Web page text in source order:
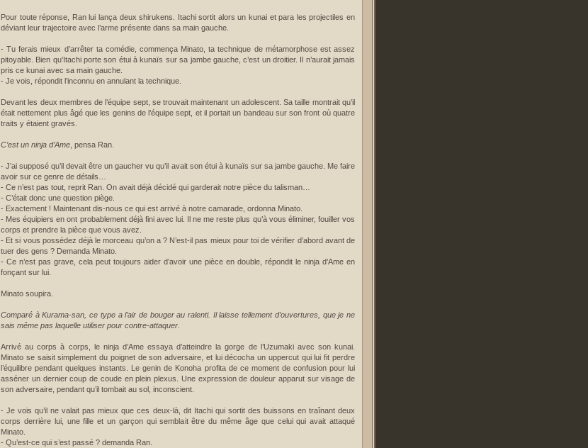
Pour toute réponse, Ran lui lança deux shirukens. Itachi sortit alors un kunai et para les projectiles en
déviant leur trajectoire avec l’arme présente dans sa main gauche.
- Tu ferais mieux d’arrêter ta comédie, commença Minato, ta technique de métamorphose est assez
pitoyable. Bien qu’Itachi porte son étui à kunaïs sur sa jambe gauche, c’est un droitier. Il n’aurait jamais
pris ce kunai avec sa main gauche.
- Je vois, répondit l’inconnu en annulant la technique.
Devant les deux membres de l’équipe sept, se trouvait maintenant un adolescent. Sa taille montrait qu’il
était nettement plus âgé que les genins de l’équipe sept, et il portait un bandeau sur son front où quatre
traits y étaient gravés.
C’est un ninja d’Ame , pensa Ran.
- J’ai supposé qu’il devait être un gaucher vu qu’il avait son étui à kunaïs sur sa jambe gauche. Me faire
avoir sur ce genre de détails…
- Ce n’est pas tout, reprit Ran. On avait déjà décidé qui garderait notre pièce du talisman…
- C’était donc une question piège.
- Exactement ! Maintenant dis-nous ce qui est arrivé à notre camarade, ordonna Minato.
- Mes équipiers en ont probablement déjà fini avec lui. Il ne me reste plus qu’à vous éliminer, fouiller vos
corps et prendre la pièce que vous avez.
- Et si vous possédez déjà le morceau qu’on a ? N’est-il pas mieux pour toi de vérifier d’abord avant de
tuer des gens ? Demanda Minato.
- Ce n’est pas grave, cela peut toujours aider d’avoir une pièce en double, répondit le ninja d’Ame en
fonçant sur lui.
Minato soupira.
Comparé à Kurama-san, ce type a l’air de bouger au ralenti. Il laisse tellement d’ouvertures, que je ne
sais même pas laquelle utiliser pour contre-attaquer.
Arrivé au corps à corps, le ninja d’Ame essaya d’atteindre la gorge de l’Uzumaki avec son kunai.
Minato se saisit simplement du poignet de son adversaire, et lui décocha un uppercut qui lui fit perdre
l’équilibre pendant quelques instants. Le genin de Konoha profita de ce moment de confusion pour lui
asséner un dernier coup de coude en plein plexus. Une expression de douleur apparut sur visage de
son adversaire, pendant qu’il tombait au sol, inconscient.
- Je vois qu’il ne valait pas mieux que ces deux-là, dit Itachi qui sortit des buissons en traînant deux
corps derrière lui, une fille et un garçon qui semblait être du même âge que celui qui avait attaqué
Minato.
- Qu’est-ce qui s’est passé ? demanda Ran.